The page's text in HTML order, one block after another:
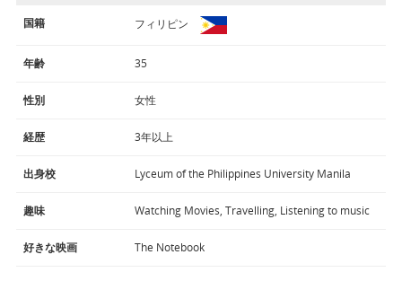
国籍 フィリピン
年齢 35
性別 女性
経歴 3年以上
出身校 Lyceum of the Philippines University Manila
趣味 Watching Movies, Travelling, Listening to music
好きな映画 The Notebook